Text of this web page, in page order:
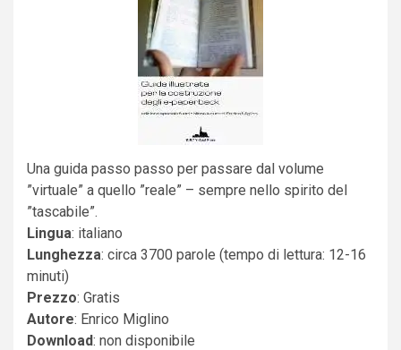
Una guida passo passo per passare dal volume
”virtuale” a quello ”reale” – sempre nello spirito del
”tascabile”.
Lingua: italiano
Lunghezza: circa 3700 parole (tempo di lettura: 12-16
minuti)
Prezzo: Gratis
Autore: Enrico Miglino
Download: non disponibile